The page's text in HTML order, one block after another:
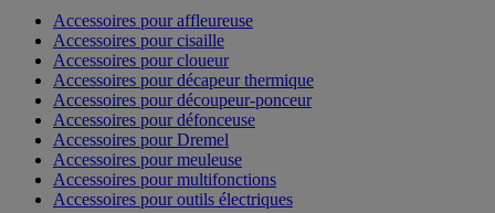
Accessoires pour affleureuse
Accessoires pour cisaille
Accessoires pour cloueur
Accessoires pour décapeur thermique
Accessoires pour découpeur-ponceur
Accessoires pour défonceuse
Accessoires pour Dremel
Accessoires pour meuleuse
Accessoires pour multifonctions
Accessoires pour outils électriques